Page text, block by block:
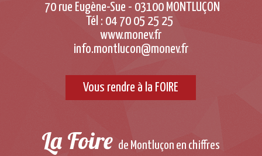
70 rue Eugène-Sue - 03100 MONTLUÇON
Tél : 04 70 05 25 25
www.monev.fr
info.montlucon@monev.fr
Vous rendre à la FOIRE
La Foire de Montluçon en chiffres